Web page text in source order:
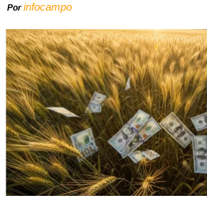
Porinfocampo